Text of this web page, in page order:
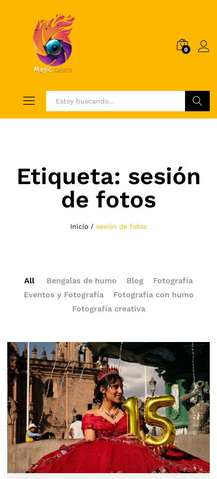
0
Etiqueta: sesión
de fotos
Inicio / sesión de fotos
All Bengalas de humo Blog
Fotografía
Eventos y Fotografía
Fotografía con humo
Fotografía creativa